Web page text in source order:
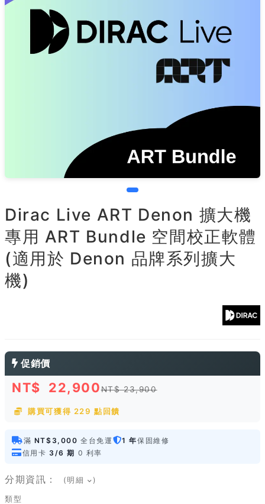
Dirac Live ART Denon 擴大機
專用 ART Bundle 空間校正軟體
(適用於 Denon 品牌系列擴大
機)
促銷價
NT$ 22,900NT$ 23,900
購買可獲得 229 點回饋
滿 NT$3,000 全台免運 1 年保固維修
信用卡 3/6 期 0 利率
分期資訊： (明細 )
類型